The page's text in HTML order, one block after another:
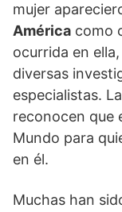
mujer
América como
ocurrida en
diversas
especialistas.
reconocen que
Mundo para
en él.
Muchas han